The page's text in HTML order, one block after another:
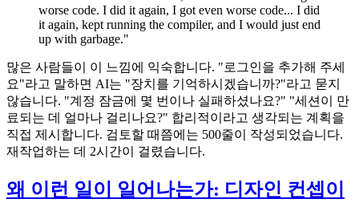
worse code. I did it again, I got even worse code... I did
it again, kept running the compiler, and I would just end
up with garbage."
많은 사람들이 이 느낌에 익숙합니다. "로그인을 추가해 주세
요"라고 말하면 AI는 "장치를 기억하시겠습니까?"라고 묻지
않습니다. "계정 잠금에 몇 번이나 실패하셨나요?" "세션이 만
료되는 데 얼마나 걸리나요?" 합리적이라고 생각되는 계획을
직접 제시합니다. 검토할 때쯤에는 500줄이 작성되었습니다.
재작업하는 데 2시간이 걸렸습니다.
왜 이런 일이 일어나는가: 디자인 컨셉이